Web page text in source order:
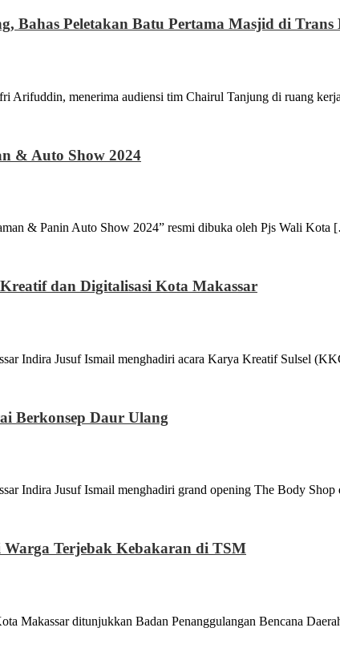
Bahas Peletakan Batu Pertama Masjid di Trans
menerima audiensi tim Chairul Tanjung di ruang
& Auto Show 2024
& Panin Auto Show 2024” resmi dibuka oleh Pjs Wali
dan Digitalisasi Kota Makassar
Indira Jusuf Ismail menghadiri acara Karya Kreatif Sulsel
Berkonsep Daur Ulang
Indira Jusuf Ismail menghadiri grand opening The Body
Terjebak Kebakaran di TSM
ditunjukkan Badan Penanggulangan Bencana